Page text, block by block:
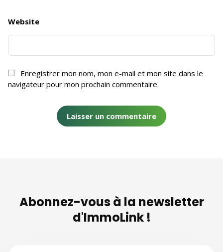
Website
Enregistrer mon nom, mon e-mail et mon site dans le
navigateur pour mon prochain commentaire.
Abonnez-vous à la newsletter
d'ImmoLink !